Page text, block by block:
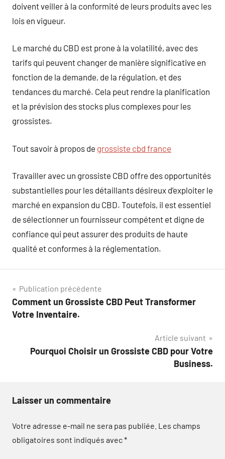
doivent veiller à la conformité de leurs produits avec les
lois en vigueur.
Le marché du CBD est prone à la volatilité, avec des
tarifs qui peuvent changer de manière significative en
fonction de la demande, de la régulation, et des
tendances du marché. Cela peut rendre la planification
et la prévision des stocks plus complexes pour les
grossistes.
Tout savoir à propos de grossiste cbd france
Travailler avec un grossiste CBD offre des opportunités
substantielles pour les détaillants désireux d’exploiter le
marché en expansion du CBD. Toutefois, il est essentiel
de sélectionner un fournisseur compétent et digne de
confiance qui peut assurer des produits de haute
qualité et conformes à la réglementation.
Navigation
de
Publication précédente
Comment un Grossiste CBD Peut Transformer
Votre Inventaire.
Article suivant
Pourquoi Choisir un Grossiste CBD pour Votre
Business.
Laisser un commentaire
Votre adresse e-mail ne sera pas publiée. Les champs
obligatoires sont indiqués avec*